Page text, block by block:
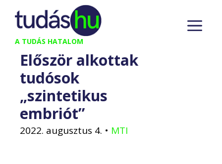
Kilépés
tartalomba
A TUDÁS HATALOM
Először alkottak
tudósok
„szintetikus
embriót”
2022. augusztus 4. • MTI